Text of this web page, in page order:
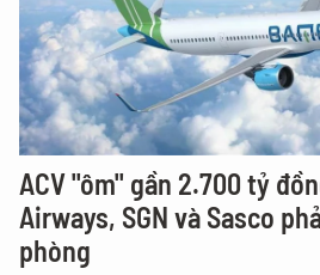
ACV "ôm" gần 2.700 tỷ
Airways, SGN và Sasco
phòng